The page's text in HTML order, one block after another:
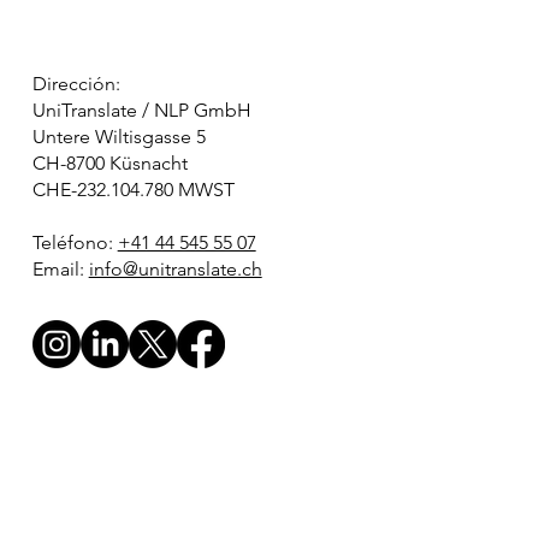
Dirección:
UniTranslate / NLP GmbH
Untere Wiltisgasse 5
CH-8700 Küsnacht
CHE-232.104.780 MWST
Teléfono: +41 44 545 55 07
Email: info@unitranslate.ch